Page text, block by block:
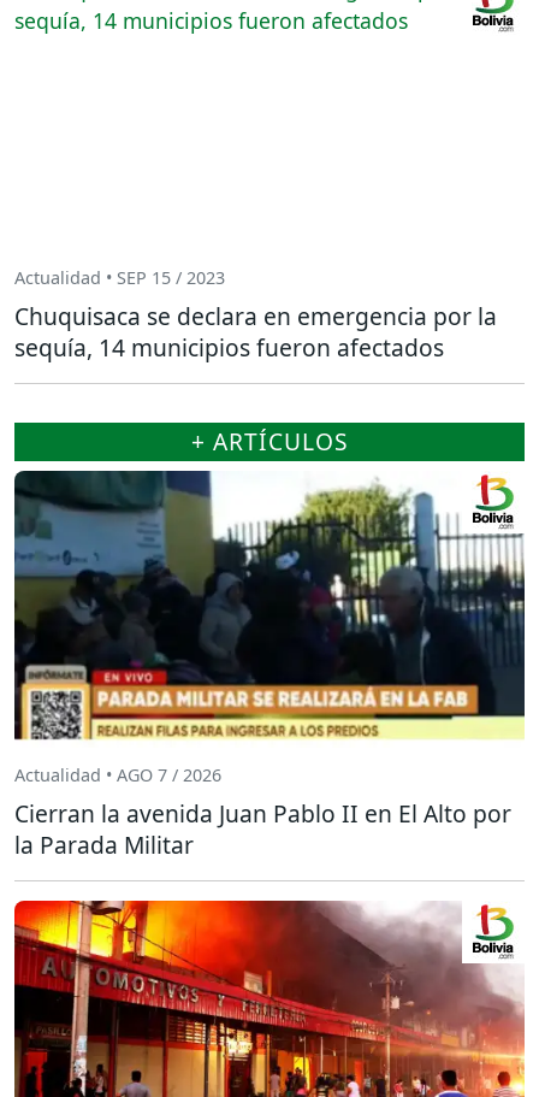
Actualidad • SEP 15 / 2023
Chuquisaca se declara en emergencia por la
sequía, 14 municipios fueron afectados
+ ARTÍCULOS
Actualidad • AGO 7 / 2026
Cierran la avenida Juan Pablo II en El Alto por
la Parada Militar